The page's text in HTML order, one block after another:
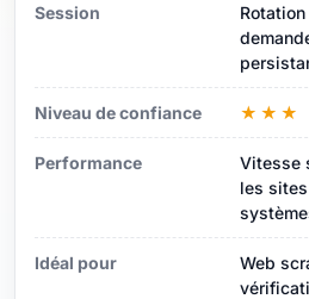
Session
Niveau de confiance ★★★
Performance
Vitesse
les
Idéal pour
Web